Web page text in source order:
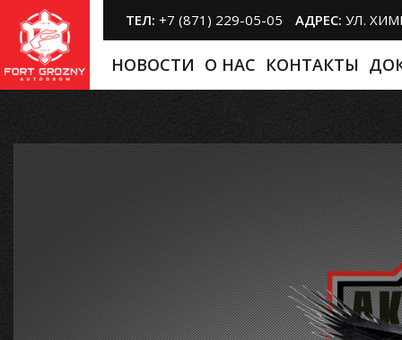
ТЕЛ: +7 (871) 229-05-05 АДРЕС: УЛ.
НОВОСТИ O НАС КОНТАКТЫ